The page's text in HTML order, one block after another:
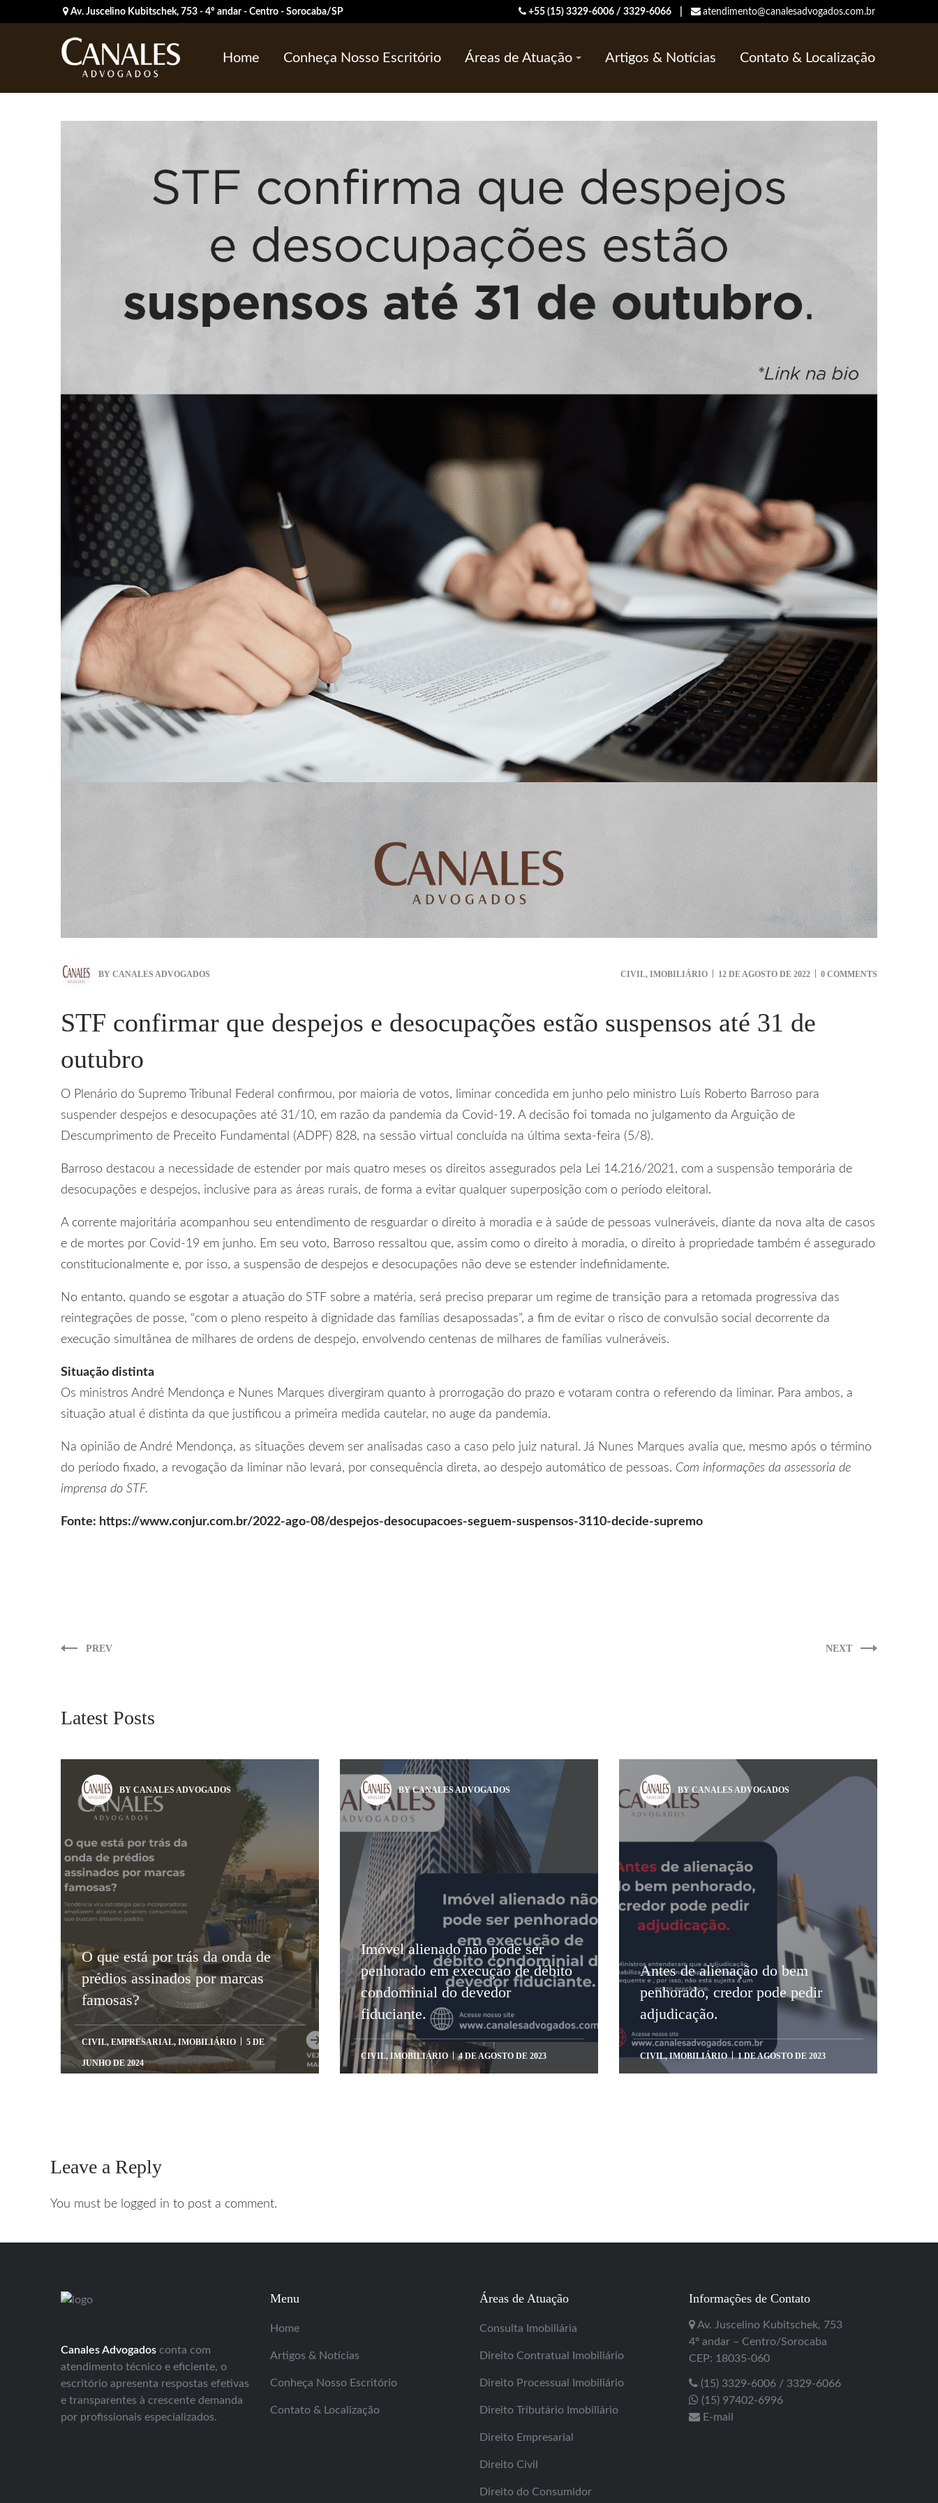
Av. Juscelino Kubitschek, 753 - 4º andar - Centro - Sorocaba/SP +55 (15) 3329-6006 / 3329-6066 | atendimento@canalesadvogados.com.br
Home Conheça Nosso Escritório Áreas de Atuação Artigos & Notícias Contato & Localização
BY CANALES ADVOGADOS CIVIL, IMOBILIÁRIO 12 DE AGOSTO DE 2022 0 COMMENTS
STF confirmar que despejos e desocupações estão suspensos até 31 de
outubro
O Plenário do Supremo Tribunal Federal confirmou, por maioria de votos, liminar concedida em junho pelo ministro Luís Roberto Barroso para
suspender despejos e desocupações até 31/10, em razão da pandemia da Covid-19. A decisão foi tomada no julgamento da Arguição de
Descumprimento de Preceito Fundamental (ADPF) 828, na sessão virtual concluída na última sexta-feira (5/8).
Barroso destacou a necessidade de estender por mais quatro meses os direitos assegurados pela Lei 14.216/2021, com a suspensão temporária de
desocupações e despejos, inclusive para as áreas rurais, de forma a evitar qualquer superposição com o período eleitoral.
A corrente majoritária acompanhou seu entendimento de resguardar o direito à moradia e à saúde de pessoas vulneráveis, diante da nova alta de casos
e de mortes por Covid-19 em junho. Em seu voto, Barroso ressaltou que, assim como o direito à moradia, o direito à propriedade também é assegurado
constitucionalmente e, por isso, a suspensão de despejos e desocupações não deve se estender indefinidamente.
No entanto, quando se esgotar a atuação do STF sobre a matéria, será preciso preparar um regime de transição para a retomada progressiva das
reintegrações de posse, “com o pleno respeito à dignidade das famílias desapossadas”, a fim de evitar o risco de convulsão social decorrente da
execução simultânea de milhares de ordens de despejo, envolvendo centenas de milhares de famílias vulneráveis.
Situação distinta
Os ministros André Mendonça e Nunes Marques divergiram quanto à prorrogação do prazo e votaram contra o referendo da liminar. Para ambos, a
situação atual é distinta da que justificou a primeira medida cautelar, no auge da pandemia.
Na opinião de André Mendonça, as situações devem ser analisadas caso a caso pelo juiz natural. Já Nunes Marques avalia que, mesmo após o término
do período fixado, a revogação da liminar não levará, por consequência direta, ao despejo automático de pessoas. Com informações da assessoria de
imprensa do STF.
Fonte: https://www.conjur.com.br/2022-ago-08/despejos-desocupacoes-seguem-suspensos-3110-decide-supremo
PREV NEXT
Latest Posts
BY CANALES ADVOGADOS
O que está por trás da onda de
prédios assinados por marcas
famosas?
CIVIL, EMPRESARIAL, IMOBILIÁRIO 5 DE
JUNHO DE 2024
BY CANALES ADVOGADOS
Imóvel alienado não pode ser
penhorado em execução de débito
condominial do devedor
fiduciante.
CIVIL, IMOBILIÁRIO 4 DE AGOSTO DE 2023
BY CANALES ADVOGADOS
Antes de alienação do bem
penhorado, credor pode pedir
adjudicação.
CIVIL,IMOBILIÁRIO 1 DE AGOSTO DE 2023
Leave a Reply
You must be logged in to post a comment.
Canales Advogados conta com
atendimento técnico e eficiente, o
escritório apresenta respostas efetivas
e transparentes à crescente demanda
por profissionais especializados.
Menu
Home
Artigos & Notícias
Conheça Nosso Escritório
Contato & Localização
Áreas de Atuação
Consulta Imobiliária
Direito Contratual Imobiliário
Direito Processual Imobiliário
Direito Tributário Imobiliário
Direito Empresarial
Direito Civil
Direito do Consumidor
Informações de Contato
Av. Juscelino Kubitschek, 753
4º andar – Centro/Sorocaba
CEP: 18035-060
(15) 3329-6006 / 3329-6066
(15) 97402-6996
E-mail